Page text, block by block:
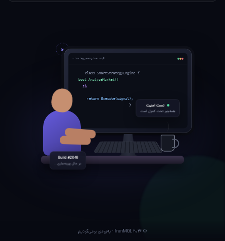
strategy-engine.mq5
class SmartStrategyEngine {
bool AnalyzeMarket() {
signal = ai.Predict(data);
return Execute(signal);
}
تست امنیت
همه‌چیز تحت کنترل است
Build #2048
در حال بهینه‌سازی...
© ۲۰۲۶ IranMQL · به‌زودی برمی‌گردیم